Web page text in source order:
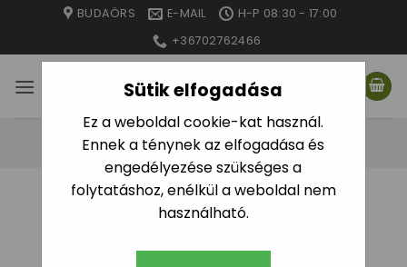
Sütik elfogadása
Ez a weboldal cookie-kat használ.
Ennek a ténynek az elfogadása és
engedélyezése szükséges a
folytatáshoz, enélkül a weboldal nem
használható.
content
BUDAÖRS E-MAIL
H-P 08:30 - 17:00
+36702762466